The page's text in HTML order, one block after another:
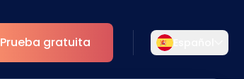
Prueba gratuita Español